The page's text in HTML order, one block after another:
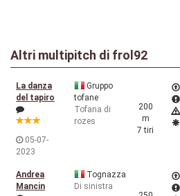
Altri multipitch di frol92
La danza
del tapiro
05-07-
2023
Gruppo
tofane
Tofana di
rozes
200
m
7 tiri
Andrea
Mancin
Tognazza
Di sinistra